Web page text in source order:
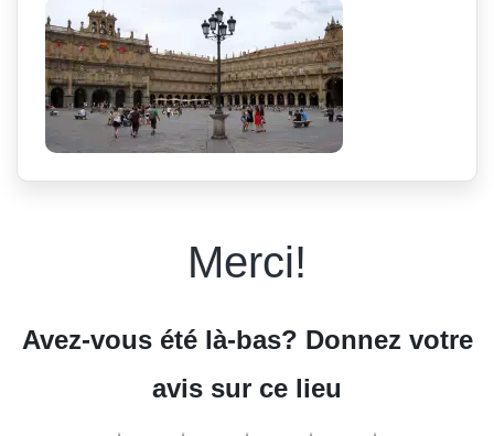
Merci!
Avez-vous été là-bas? Donnez votre
avis sur ce lieu